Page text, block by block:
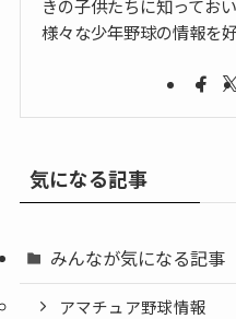
きの子供たちに知ってお
様々な少年野球の情報を
気になる記事
みんなが気になる記事
アマチュア野球情報